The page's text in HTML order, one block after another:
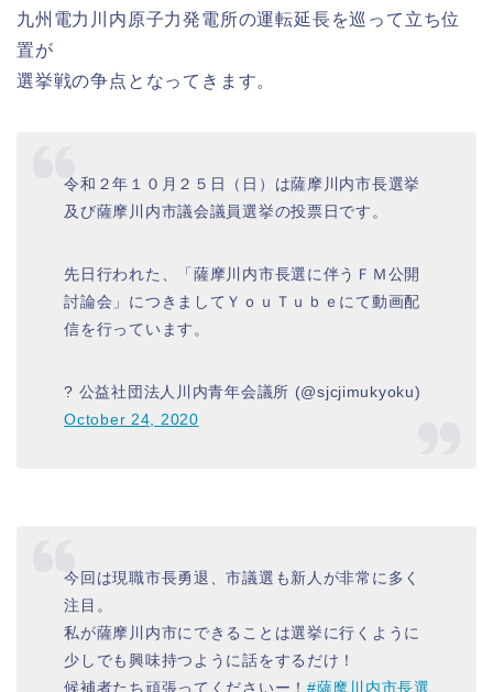
九州電力川内原子力発電所の運転延長を巡って立ち位
置が
選挙戦の争点となってきます。
令和２年１０月２５日（日）は薩摩川内市長選挙
及び薩摩川内市議会議員選挙の投票日です。
先日行われた、「薩摩川内市長選に伴うＦＭ公開
討論会」につきましてＹｏｕＴｕｂｅにて動画配
信を行っています。
? 公益社団法人川内青年会議所 (@sjcjimukyoku)
October 24, 2020
今回は現職市長勇退、市議選も新人が非常に多く
注目。
私が薩摩川内市にできることは選挙に行くように
少しでも興味持つように話をするだけ！
候補者たち頑張ってくださいー！ #薩摩川内市長選